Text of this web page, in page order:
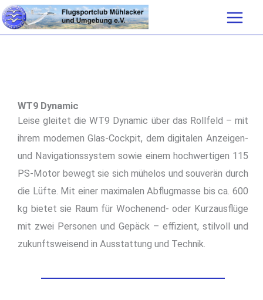
Zum
Inhalt
WT9 Dynamic
Leise gleitet die WT9 Dynamic über das Rollfeld – mit
ihrem modernen Glas-Cockpit, dem digitalen Anzeigen-
und Navigationssystem sowie einem hochwertigen 115
PS-Motor bewegt sie sich mühelos und souverän durch
die Lüfte. Mit einer maximalen Abflugmasse bis ca. 600
kg bietet sie Raum für Wochenend- oder Kurzausflüge
mit zwei Personen und Gepäck – effizient, stilvoll und
zukunftsweisend in Ausstattung und Technik.